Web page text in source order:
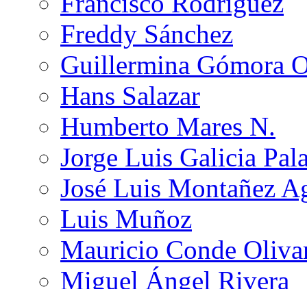
Freddy Sánchez
Guillermina Gómora
Hans Salazar
Humberto Mares N.
Jorge Luis Galicia
José Luis Montañez
Luis Muñoz
Mauricio Conde
Miguel Ángel Rivera